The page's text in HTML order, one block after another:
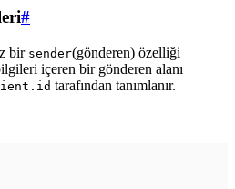
#
bir sender(gönderen) özelliği
içeren bir gönderen alanı
tarafından tanımlanır.